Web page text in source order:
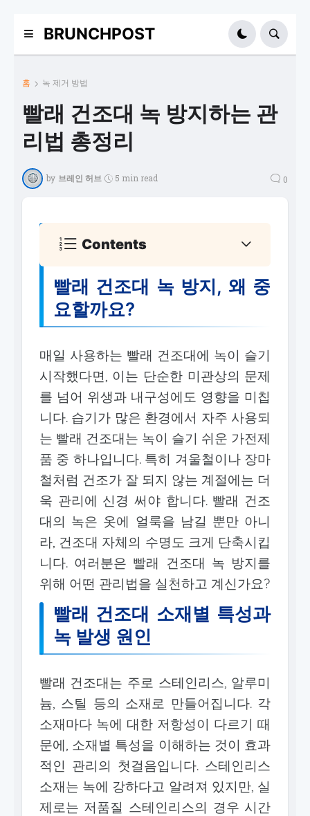
BRUNCHPOST
홈 녹 제거 방법
빨래 건조대 녹 방지하는 관
리법 총정리
by 브레인 허브 5 min read 0
Contents
빨래 건조대 녹 방지, 왜 중
요할까요?
매일 사용하는 빨래 건조대에 녹이 슬기
시작했다면, 이는 단순한 미관상의 문제
를 넘어 위생과 내구성에도 영향을 미칩
니다. 습기가 많은 환경에서 자주 사용되
는 빨래 건조대는 녹이 슬기 쉬운 가전제
품 중 하나입니다. 특히 겨울철이나 장마
철처럼 건조가 잘 되지 않는 계절에는 더
욱 관리에 신경 써야 합니다. 빨래 건조
대의 녹은 옷에 얼룩을 남길 뿐만 아니
라, 건조대 자체의 수명도 크게 단축시킵
니다. 여러분은 빨래 건조대 녹 방지를
위해 어떤 관리법을 실천하고 계신가요?
빨래 건조대 소재별 특성과
녹 발생 원인
빨래 건조대는 주로 스테인리스, 알루미
늄, 스틸 등의 소재로 만들어집니다. 각
소재마다 녹에 대한 저항성이 다르기 때
문에, 소재별 특성을 이해하는 것이 효과
적인 관리의 첫걸음입니다. 스테인리스
소재는 녹에 강하다고 알려져 있지만, 실
제로는 저품질 스테인리스의 경우 시간